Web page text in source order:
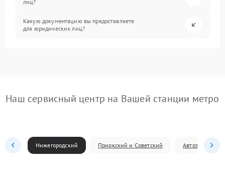
лиц?
Какую документацию вы предоставляете
для юридических лиц?
Наш сервисный центр на Вашей станции метро
Нижегородский Приокский и Советский Автозаводский